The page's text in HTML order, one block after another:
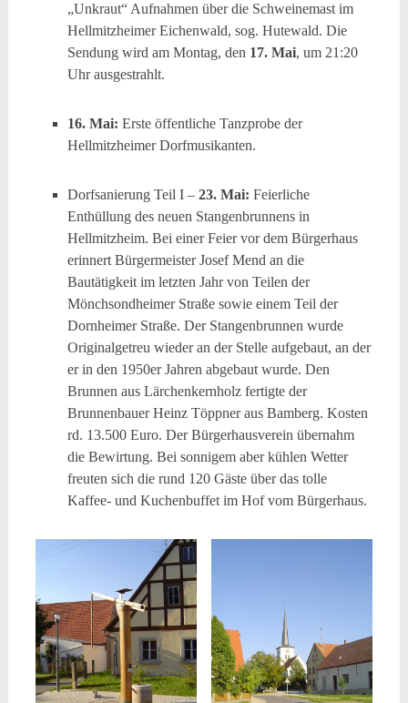
„Unkraut“ Aufnahmen über die Schweinemast im
Hellmitzheimer Eichenwald, sog. Hutewald. Die
Sendung wird am Montag, den 17. Mai, um 21:20
Uhr ausgestrahlt.
16. Mai: Erste öffentliche Tanzprobe der
Hellmitzheimer Dorfmusikanten.
Dorfsanierung Teil I – 23. Mai: Feierliche
Enthüllung des neuen Stangenbrunnens in
Hellmitzheim. Bei einer Feier vor dem Bürgerhaus
erinnert Bürgermeister Josef Mend an die
Bautätigkeit im letzten Jahr von Teilen der
Mönchsondheimer Straße sowie einem Teil der
Dornheimer Straße. Der Stangenbrunnen wurde
Originalgetreu wieder an der Stelle aufgebaut, an der
er in den 1950er Jahren abgebaut wurde. Den
Brunnen aus Lärchenkernholz fertigte der
Brunnenbauer Heinz Töppner aus Bamberg. Kosten
rd. 13.500 Euro. Der Bürgerhausverein übernahm
die Bewirtung. Bei sonnigem aber kühlen Wetter
freuten sich die rund 120 Gäste über das tolle
Kaffee- und Kuchenbuffet im Hof vom Bürgerhaus.